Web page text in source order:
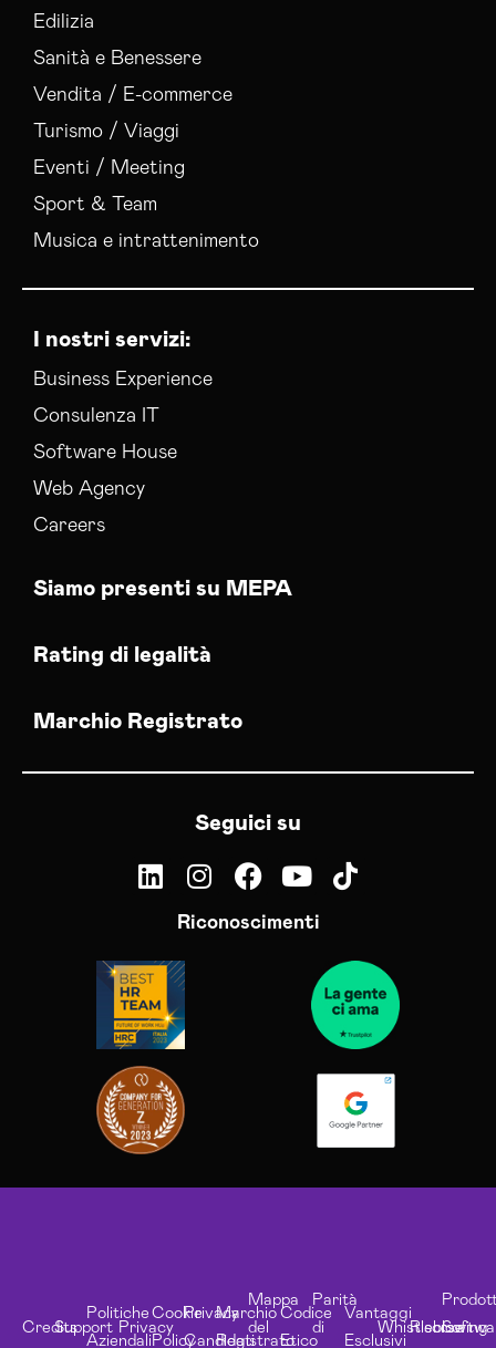
Edilizia
Sanità e Benessere
Vendita / E-commerce
Turismo / Viaggi
Eventi / Meeting
Sport & Team
Musica e intrattenimento
I nostri servizi:
Business Experience
Consulenza IT
Software House
Web Agency
Careers
Siamo presenti su MEPA
Rating di legalità
Marchio Registrato
Seguici su
Riconoscimenti
CreditsSupport
Politiche
Aziendali
Privacy
Cookie
Policy
Privacy
Candidati
Marchio
Registrato
Mappa
del
Codice
Etico
Parità
di
Vantaggi
Esclusivi
Whistleblowing
Risorse